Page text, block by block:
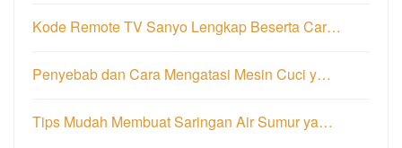
Kode Remote TV Sanyo Lengkap Beserta Car…
Penyebab dan Cara Mengatasi Mesin Cuci y…
Tips Mudah Membuat Saringan Air Sumur ya…